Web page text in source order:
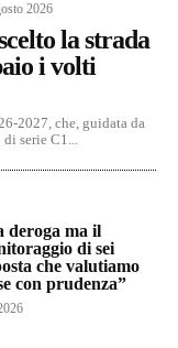
2026
la strada
i volti
2027, che, guidata da
serie C1...
deroga ma il
di sei
che valutiamo
con prudenza”